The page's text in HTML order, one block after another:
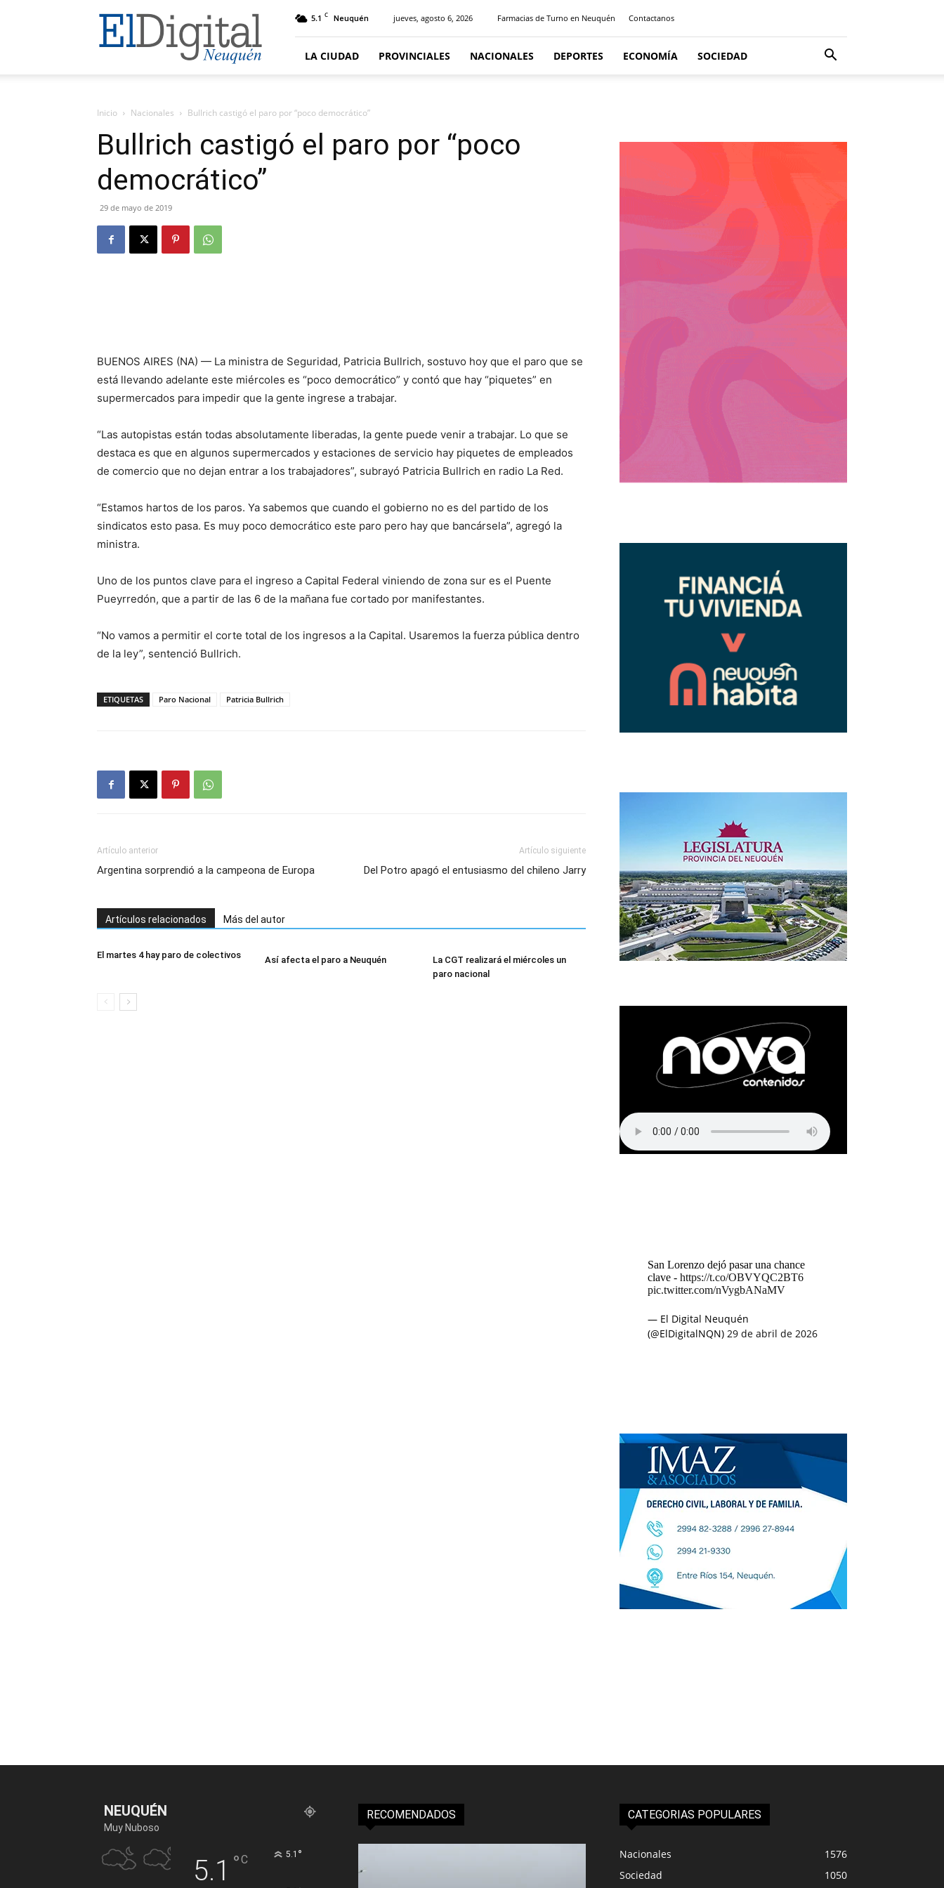
El
Digital
Neuquen
5.1 C Neuquén jueves, agosto 6, 2026 Farmacias de Turno en Neuquén Contactanos
LA CIUDAD PROVINCIALES NACIONALES DEPORTES ECONOMÍA SOCIEDAD
Inicio Nacionales Bullrich castigó el paro por “poco democrático”
Bullrich castigó el paro por “poco
democrático”
29 de mayo de 2019
BUENOS AIRES (NA) — La ministra de Seguridad, Patricia Bullrich, sostuvo hoy que el paro que se
está llevando adelante este miércoles es “poco democrático” y contó que hay “piquetes” en
supermercados para impedir que la gente ingrese a trabajar.
“Las autopistas están todas absolutamente liberadas, la gente puede venir a trabajar. Lo que se
destaca es que en algunos supermercados y estaciones de servicio hay piquetes de empleados
de comercio que no dejan entrar a los trabajadores”, subrayó Patricia Bullrich en radio La Red.
“Estamos hartos de los paros. Ya sabemos que cuando el gobierno no es del partido de los
sindicatos esto pasa. Es muy poco democrático este paro pero hay que bancársela”, agregó la
ministra.
Uno de los puntos clave para el ingreso a Capital Federal viniendo de zona sur es el Puente
Pueyrredón, que a partir de las 6 de la mañana fue cortado por manifestantes.
“No vamos a permitir el corte total de los ingresos a la Capital. Usaremos la fuerza pública dentro
de la ley”, sentenció Bullrich.
ETIQUETAS Paro Nacional Patricia Bullrich
Artículo anterior
Argentina sorprendió a la campeona de Europa
Artículo siguiente
Del Potro apagó el entusiasmo del chileno Jarry
Artículos relacionados Más del autor
El martes 4 hay paro de colectivos Así afecta el paro a Neuquén
La CGT realizará el miércoles un
paro nacional
San Lorenzo dejó pasar una chance
clave - https://t.co/OBVYQC2BT6
pic.twitter.com/nVygbANaMV
— El Digital Neuquén
(@ElDigitalNQN) 29 de abril de 2026
NEUQUÉN
Muy Nuboso
5.1 °C 5.1 °
RECOMENDADOS CATEGORIAS POPULARES
Nacionales
1576
Sociedad
1050